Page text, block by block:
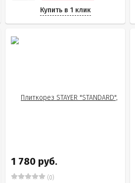
Купить в 1 клик
1 780 руб.
(0)